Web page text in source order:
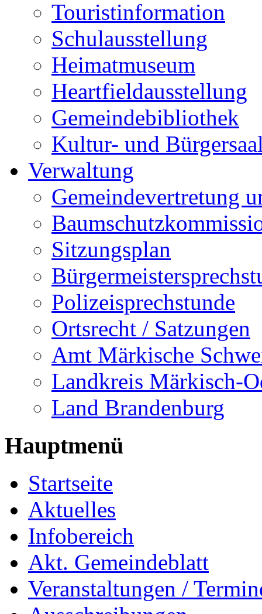
Touristinformation
Schulausstellung
Heimatmuseum
Heartfieldausstellung
Gemeindebibliothek
Kultur- und
Verwaltung
Gemeindevertretung
Sitzungsplan
Polizeisprechstunde
Ortsrecht / Satzungen
Amt Märkische
Landkreis Märkisch-
Land Brandenburg
Hauptmenü
Startseite
Aktuelles
Infobereich
Akt. Gemeindeblatt
Veranstaltungen /